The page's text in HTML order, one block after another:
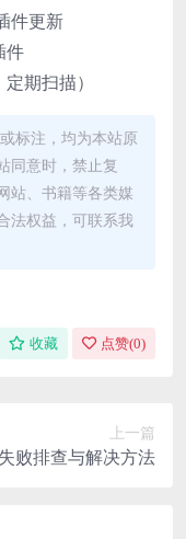
件更新
件
期扫描）
标注，均为本站原
同意时，禁止复
站、书籍等各类媒
法权益，可联系我
收藏 点赞(0)
上一篇
败排查与解决方法